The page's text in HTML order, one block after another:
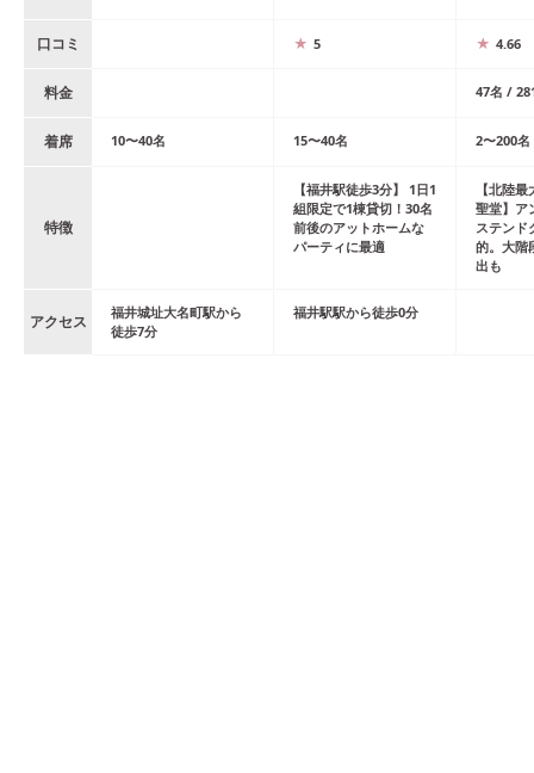
口コミ 5 4.66
料金 47名 /
着席 10〜40名 15〜40名 2〜200名
特徴
【福井駅徒歩3分】 1日1
組限定で1棟貸切！30名
前後のアットホームな
パーティに最適
【北陸
聖堂】ア
ステンド
的。大階
出も
アクセス 福井城址大名町駅から
徒歩7分
福井駅駅から徒歩0分